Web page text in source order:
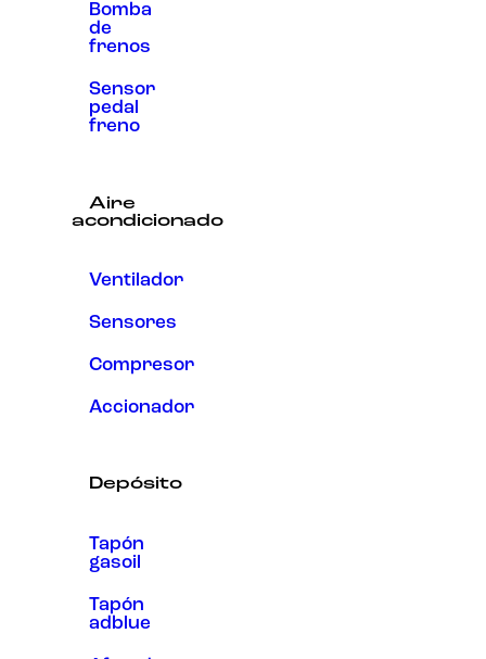
Bomba
de
frenos
Sensor
pedal
freno
Aire
acondicionado
Ventilador
Sensores
Compresor
Accionador
Depósito
Tapón
gasoil
Tapón
adblue